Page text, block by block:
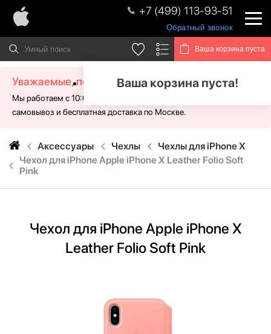
+7 (499) 113-93-51
Обратный звонок
Ваша корзина пуста
Ваша корзина пуста!
Уважаемые, посетители!
Мы работаем с 10:00 - 21:00 без выходных. Для Вас доступен
самовывоз и бесплатная доставка по Москве.
Аксессуары Чехлы
Чехлы для iPhone X
Чехол для iPhone Apple iPhone X Leather Folio Soft
Pink
Чехол для iPhone Apple iPhone X
Leather Folio Soft Pink